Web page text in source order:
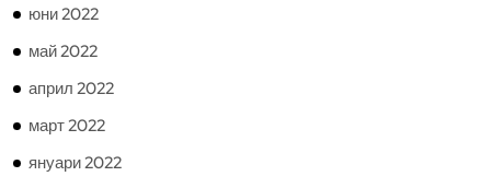
юни 2022
май 2022
април 2022
март 2022
януари 2022